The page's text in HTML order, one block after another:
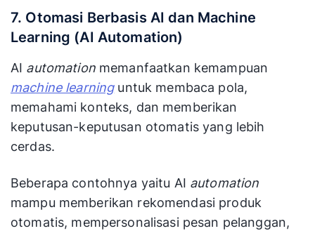
7. Otomasi Berbasis AI dan Machine
Learning (AI Automation)
AI automationmemanfaatkan kemampuan
machine learninguntuk membaca pola,
memahami konteks, dan memberikan
keputusan-keputusan otomatis yang lebih
cerdas.
Beberapa contohnya yaitu AI automation
mampu memberikan rekomendasi produk
otomatis, mempersonalisasi pesan pelanggan,